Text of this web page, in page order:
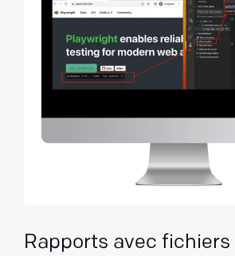
Rapports avec fichiers